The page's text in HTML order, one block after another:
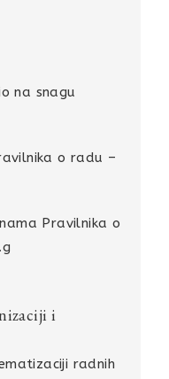
na snagu
o radu –
Pravilnika o
i
radnih